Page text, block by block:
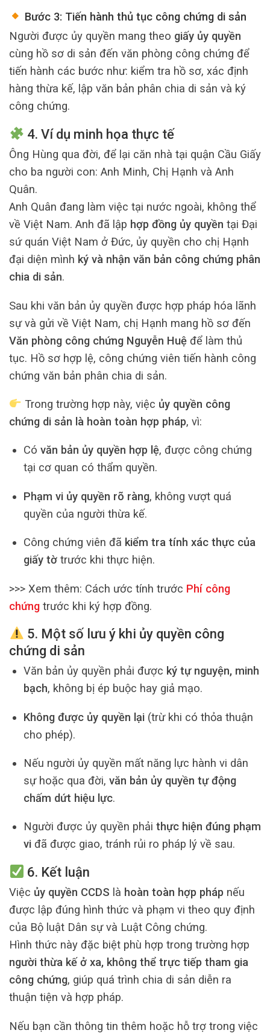
Bước 3: Tiến hành thủ tục công chứng di sản
Người được ủy quyền mang theo giấy ủy quyền
cùng hồ sơ di sản đến văn phòng công chứng để
tiến hành các bước như: kiểm tra hồ sơ, xác định
hàng thừa kế, lập văn bản phân chia di sản và ký
công chứng.
4. Ví dụ minh họa thực tế
Ông Hùng qua đời, để lại căn nhà tại quận Cầu Giấy
cho ba người con: Anh Minh, Chị Hạnh và Anh
Quân.
Anh Quân đang làm việc tại nước ngoài, không thể
về Việt Nam. Anh đã lập hợp đồng ủy quyền tại Đại
sứ quán Việt Nam ở Đức, ủy quyền cho chị Hạnh
đại diện mình ký và nhận văn bản công chứng phân
chia di sản.
Sau khi văn bản ủy quyền được hợp pháp hóa lãnh
sự và gửi về Việt Nam, chị Hạnh mang hồ sơ đến
Văn phòng công chứng Nguyễn Huệ để làm thủ
tục. Hồ sơ hợp lệ, công chứng viên tiến hành công
chứng văn bản phân chia di sản.
Trong trường hợp này, việc ủy quyền công
chứng di sản là hoàn toàn hợp pháp, vì:
Có văn bản ủy quyền hợp lệ, được công chứng
tại cơ quan có thẩm quyền.
Phạm vi ủy quyền rõ ràng, không vượt quá
quyền của người thừa kế.
Công chứng viên đã kiểm tra tính xác thực của
giấy tờtrước khi thực hiện.
>>> Xem thêm: Cách ước tính trước Phí công
chứng trước khi ký hợp đồng.
5. Một số lưu ý khi ủy quyền công
chứng di sản
Văn bản ủy quyền phải được ký tự nguyện, minh
bạch, không bị ép buộc hay giả mạo.
Không được ủy quyền lại(trừ khi có thỏa thuận
cho phép).
Nếu người ủy quyền mất năng lực hành vi dân
sự hoặc qua đời, văn bản ủy quyền tự động
chấm dứt hiệu lực.
Người được ủy quyền phải thực hiện đúng phạm
viđã được giao, tránh rủi ro pháp lý về sau.
6. Kết luận
Việc ủy quyền CCDS là hoàn toàn hợp pháp nếu
được lập đúng hình thức và phạm vi theo quy định
của Bộ luật Dân sự và Luật Công chứng.
Hình thức này đặc biệt phù hợp trong trường hợp
người thừa kế ở xa, không thể trực tiếp tham gia
công chứng, giúp quá trình chia di sản diễn ra
thuận tiện và hợp pháp.
Nếu bạn cần thông tin thêm hoặc hỗ trợ trong việc